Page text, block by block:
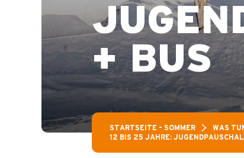
+ BUS
STARTSEITE – SOMMER WAS
12 BIS 25 JAHRE: